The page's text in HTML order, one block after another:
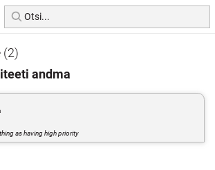
(2)
andma
as having high priority